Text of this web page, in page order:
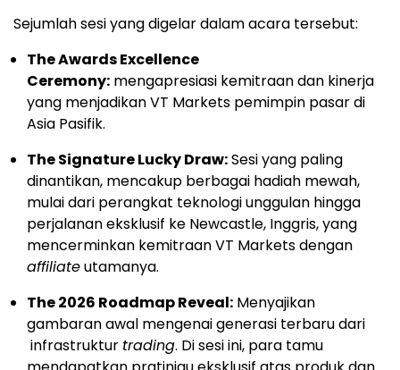
Sejumlah sesi yang digelar dalam acara tersebut:
The Awards Excellence
Ceremony: mengapresiasi kemitraan dan kinerja
yang menjadikan VT Markets pemimpin pasar di
Asia Pasifik.
The Signature Lucky Draw:Sesi yang paling
dinantikan, mencakup berbagai hadiah mewah,
mulai dari perangkat teknologi unggulan hingga
perjalanan eksklusif ke Newcastle, Inggris, yang
mencerminkan kemitraan VT Markets dengan
affiliateutamanya.
The 2026 Roadmap Reveal: Menyajikan
gambaran awal mengenai generasi terbaru dari
infrastruktur trading. Di sesi ini, para tamu